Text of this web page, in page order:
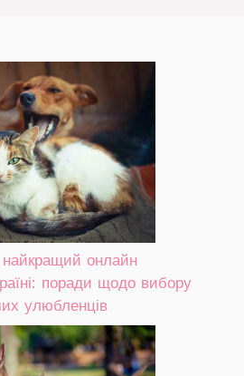
онлайн
поради щодо вибору
улюбленців